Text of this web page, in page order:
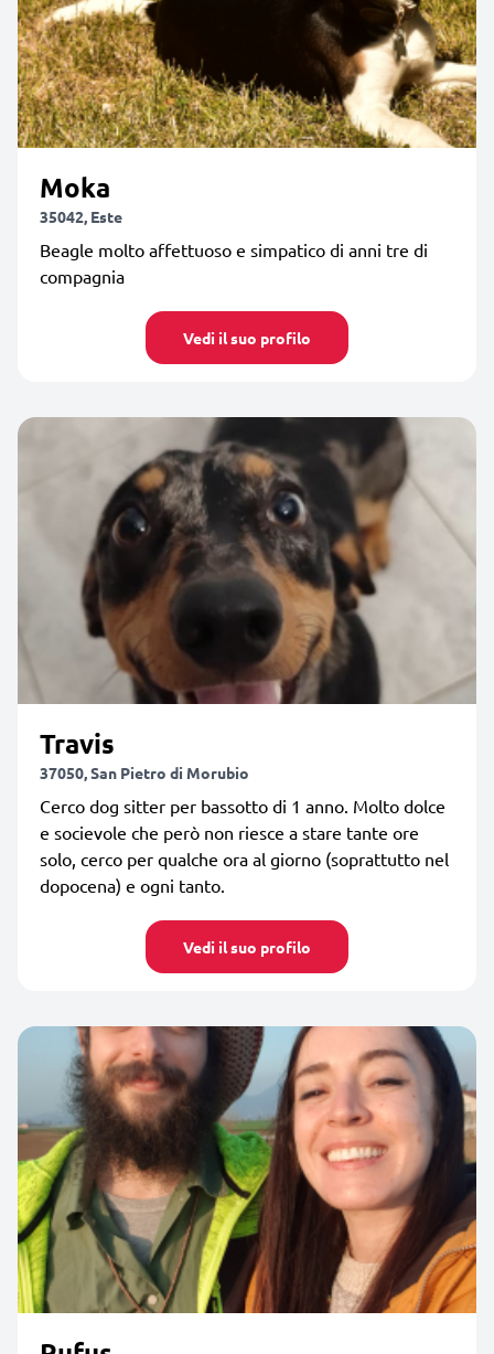
Moka
35042, Este
Beagle molto affettuoso e simpatico di anni tre di
compagnia
Vedi il suo profilo
Travis
37050, San Pietro di Morubio
Cerco dog sitter per bassotto di 1 anno. Molto dolce
e socievole che però non riesce a stare tante ore
solo, cerco per qualche ora al giorno (soprattutto nel
dopocena) e ogni tanto.
Vedi il suo profilo